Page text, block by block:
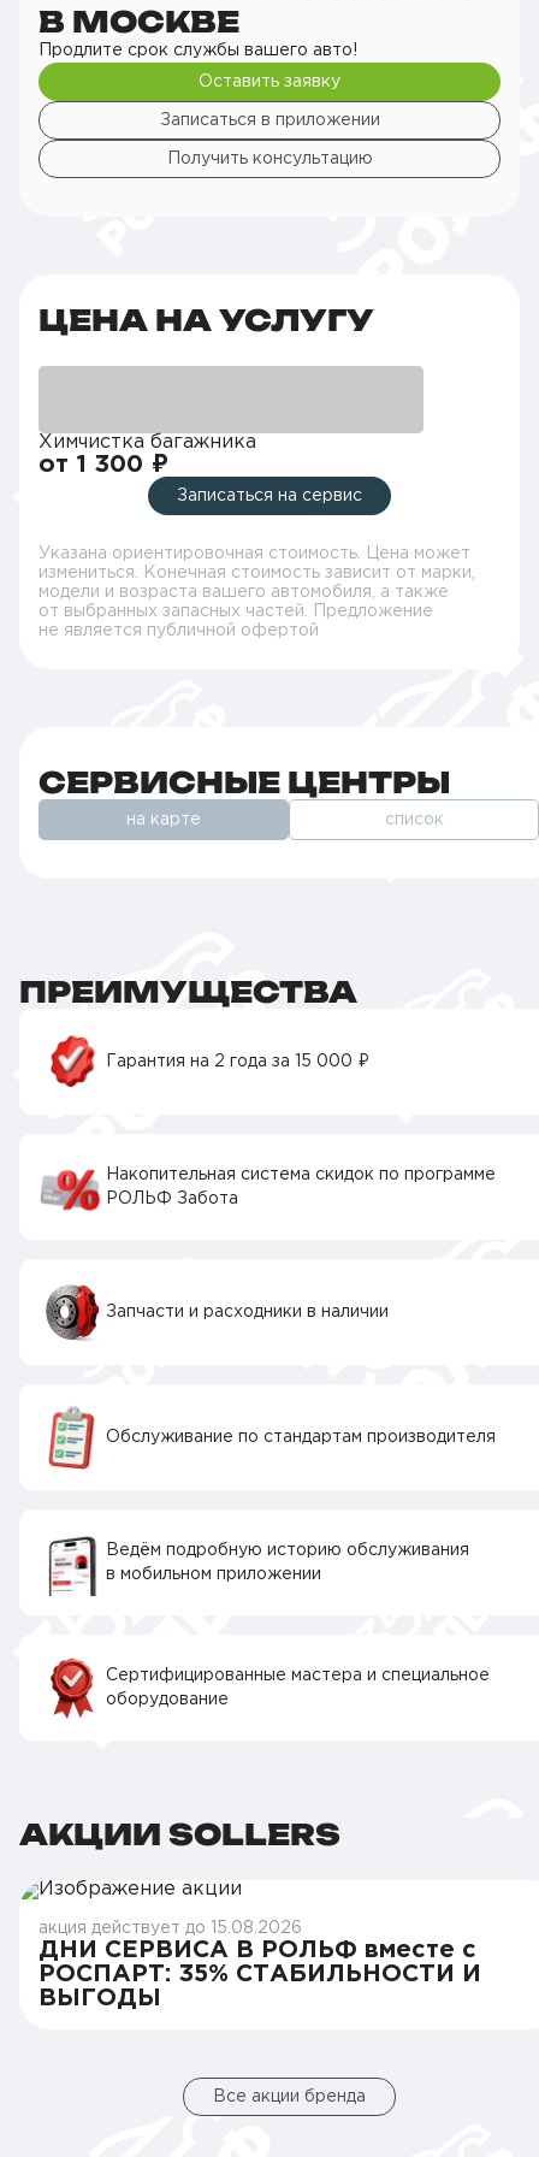
В МОСКВЕ
Продлите срок службы вашего авто!
Оставить заявку
Записаться в приложении
Получить консультацию
ЦЕНА НА УСЛУГУ
Химчистка багажника
от 1 300 ₽
Записаться на сервис
Указана ориентировочная стоимость. Цена может
измениться. Конечная стоимость зависит от марки,
модели и возраста вашего автомобиля, а также
от выбранных запасных частей. Предложение
не является публичной офертой
СЕРВИСНЫЕ ЦЕНТРЫ
на карте список
ПРЕИМУЩЕСТВА
Гарантия на 2 года за 15 000 ₽
Накопительная система скидок по программе
РОЛЬФ Забота
Запчасти и расходники в наличии
Обслуживание по стандартам производителя
Ведём подробную историю обслуживания
в мобильном приложении
Сертифицированные мастера и специальное
оборудование
АКЦИИ SOLLERS
акция действует до 15.08.2026
ДНИ СЕРВИСА В РОЛЬФ вместе с
РОСПАРТ: 35% СТАБИЛЬНОСТИ И
ВЫГОДЫ
Все акции бренда